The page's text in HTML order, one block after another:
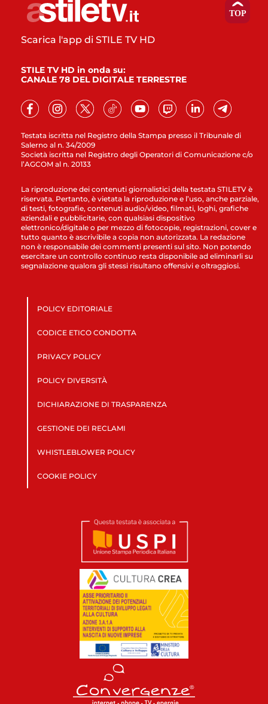
Testata iscritta nel Registro della Stampa presso il Tribunale di
Salerno al n. 34/2009
Società iscritta nel Registro degli Operatori di Comunicazione c/o
l’AGCOM al n. 20133
Scarica l'app di STILE TV HD
STILE TV HD in onda su:
CANALE 78 DEL DIGITALE TERRESTRE
La riproduzione dei contenuti giornalistici della testata STILETV è
riservata. Pertanto, è vietata la riproduzione e l’uso, anche parziale,
di testi, fotografie, contenuti audio/video, filmati, loghi, grafiche
aziendali e pubblicitarie, con qualsiasi dispositivo
elettronico/digitale o per mezzo di fotocopie, registrazioni, cover e
tutto quanto è ascrivibile a copia non autorizzata. La redazione
non è responsabile dei commenti presenti sul sito. Non potendo
esercitare un controllo continuo resta disponibile ad eliminarli su
segnalazione qualora gli stessi risultano offensivi e oltraggiosi.
POLICY EDITORIALE
CODICE ETICO CONDOTTA
PRIVACY POLICY
POLICY DIVERSITÀ
DICHIARAZIONE DI TRASPARENZA
GESTIONE DEI RECLAMI
WHISTLEBLOWER POLICY
COOKIE POLICY